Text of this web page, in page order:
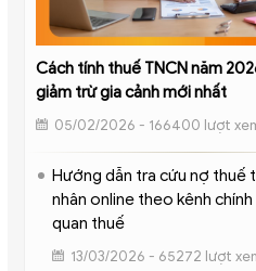
Cách tính thuế TNCN năm
giảm trừ gia cảnh mới nhất
05/02/2026 - 166400 lượt
Hướng dẫn tra cứu nợ thuế
nhân online theo kênh
quan thuế
13/03/2026 - 65272 lượt